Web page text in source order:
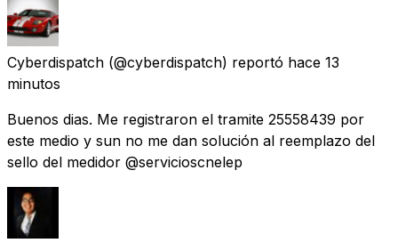
Cyberdispatch (@cyberdispatch) reportó hace 13
minutos
Buenos dias. Me registraron el tramite 25558439 por
este medio y sun no me dan solución al reemplazo del
sello del medidor @servicioscnelep